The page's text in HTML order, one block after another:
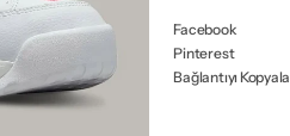
Facebook
Pinterest
Bağlantıyı Kopyala